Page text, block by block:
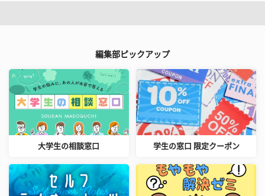
編集部ピックアップ
大学生の相談窓口 学生の窓口 限定クーポン